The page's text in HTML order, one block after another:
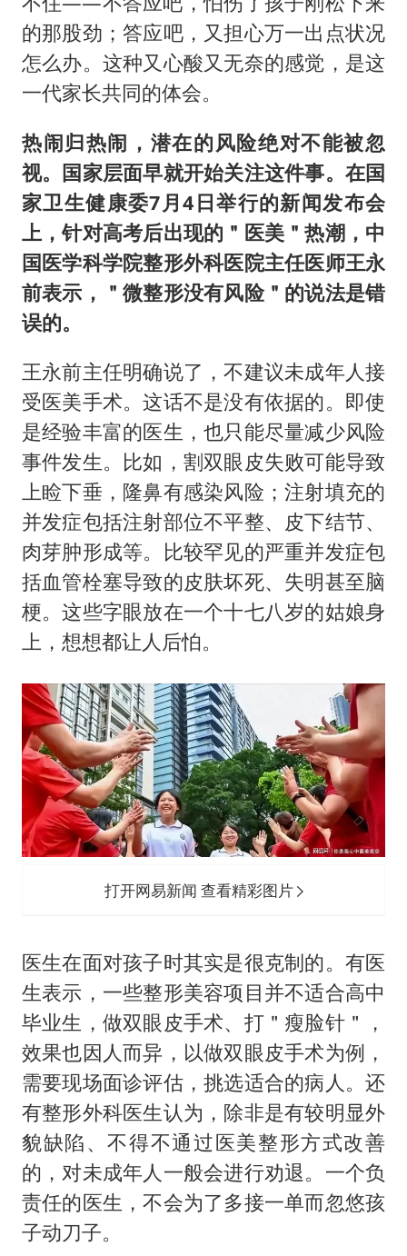
的那股劲；答应吧，又担心万一出点状况
怎么办。这种又心酸又无奈的感觉，是这
一代家长共同的体会。
热闹归热闹，潜在的风险绝对不能被忽
视。国家层面早就开始关注这件事。在国
家卫生健康委7月4日举行的新闻发布会
上，针对高考后出现的＂医美＂热潮，中
国医学科学院整形外科医院主任医师王永
前表示，＂微整形没有风险＂的说法是错
误的。
王永前主任明确说了，不建议未成年人接
受医美手术。这话不是没有依据的。即使
是经验丰富的医生，也只能尽量减少风险
事件发生。比如，割双眼皮失败可能导致
上睑下垂，隆鼻有感染风险；注射填充的
并发症包括注射部位不平整、皮下结节、
肉芽肿形成等。比较罕见的严重并发症包
括血管栓塞导致的皮肤坏死、失明甚至脑
梗。这些字眼放在一个十七八岁的姑娘身
上，想想都让人后怕。
打开网易新闻 查看精彩图片
医生在面对孩子时其实是很克制的。有医
生表示，一些整形美容项目并不适合高中
毕业生，做双眼皮手术、打＂瘦脸针＂，
效果也因人而异，以做双眼皮手术为例，
需要现场面诊评估，挑选适合的病人。还
有整形外科医生认为，除非是有较明显外
貌缺陷、不得不通过医美整形方式改善
的，对未成年人一般会进行劝退。一个负
责任的医生，不会为了多接一单而忽悠孩
子动刀子。